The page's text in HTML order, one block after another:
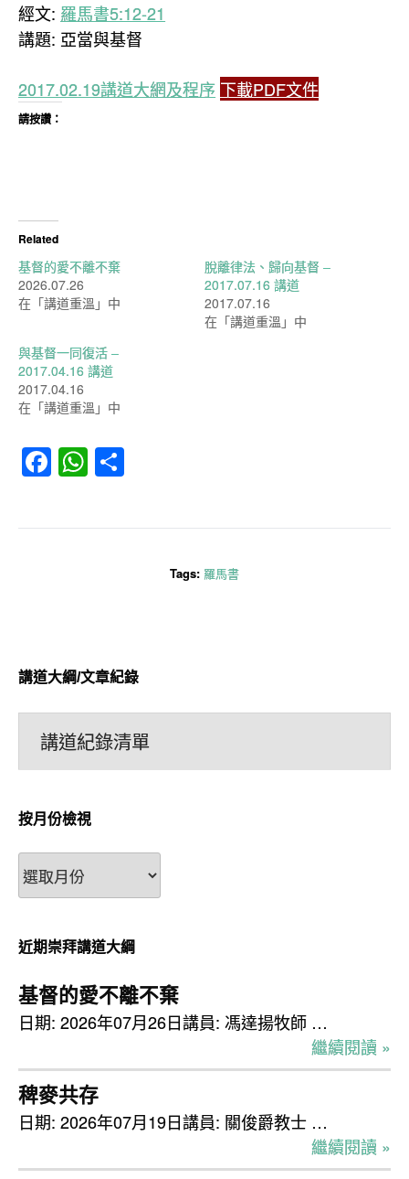
經文: 羅馬書5:12-21
講題: 亞當與基督
2017.02.19講道大網及程序 下載PDF文件
請按讚：
Related
基督的愛不離不棄
2026.07.26
在「講道重溫」中
脫離律法、歸向基督 –
2017.07.16 講道
2017.07.16
在「講道重溫」中
與基督一同復活 –
2017.04.16 講道
2017.04.16
在「講道重溫」中
Facebook
WhatsApp
Tags: 羅馬書
講道大綱/文章紀錄
講道紀錄清單
按月份檢視
按
月
檢
視
近期崇拜講道大綱
基督的愛不離不棄
日期: 2026年07月26日講員: 馮達揚牧師 …
繼續閱讀 »
稗麥共存
日期: 2026年07月19日講員: 關俊爵教士 …
繼續閱讀 »